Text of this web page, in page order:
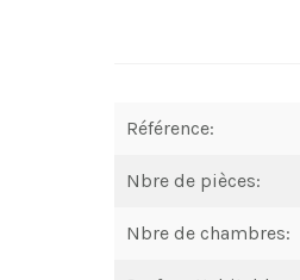
Référence:
Nbre de pièces:
Nbre de chambres: